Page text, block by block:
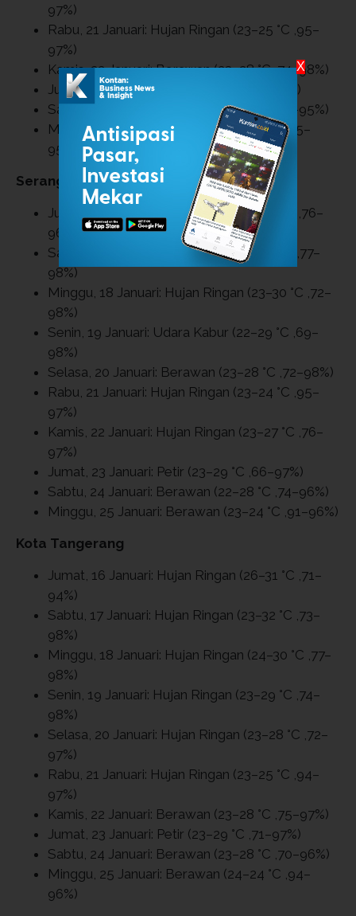
97%)
Rabu, 21 Januari: Hujan Ringan (23–25 °C ,95–
97%)
Kamis, 22 Januari: Berawan (23–28 °C ,74–98%)
Jumat, 23 Januari: Petir (23–29 °C ,71–97%)
Sabtu, 24 Januari: Berawan (23–28 °C ,72–95%)
Minggu, 25 Januari: Berawan (24–24 °C ,95–
95%)
Serang
Jumat, 16 Januari: Hujan Ringan (25–31 °C ,76–
96%)
Sabtu, 17 Januari: Hujan Ringan (23–30 °C ,77–
98%)
Minggu, 18 Januari: Hujan Ringan (23–30 °C ,72–
98%)
Senin, 19 Januari: Udara Kabur (22–29 °C ,69–
98%)
Selasa, 20 Januari: Berawan (23–28 °C ,72–98%)
Rabu, 21 Januari: Hujan Ringan (23–24 °C ,95–
97%)
Kamis, 22 Januari: Hujan Ringan (23–27 °C ,76–
97%)
Jumat, 23 Januari: Petir (23–29 °C ,66–97%)
Sabtu, 24 Januari: Berawan (22–28 °C ,74–96%)
Minggu, 25 Januari: Berawan (23–24 °C ,91–96%)
Kota Tangerang
Jumat, 16 Januari: Hujan Ringan (26–31 °C ,71–
94%)
Sabtu, 17 Januari: Hujan Ringan (23–32 °C ,73–
98%)
Minggu, 18 Januari: Hujan Ringan (24–30 °C ,77–
98%)
Senin, 19 Januari: Hujan Ringan (23–29 °C ,74–
98%)
Selasa, 20 Januari: Hujan Ringan (23–28 °C ,72–
97%)
Rabu, 21 Januari: Hujan Ringan (23–25 °C ,94–
97%)
Kamis, 22 Januari: Berawan (23–28 °C ,75–97%)
Jumat, 23 Januari: Petir (23–29 °C ,71–97%)
Sabtu, 24 Januari: Berawan (23–28 °C ,70–96%)
Minggu, 25 Januari: Berawan (24–24 °C ,94–
96%)
X